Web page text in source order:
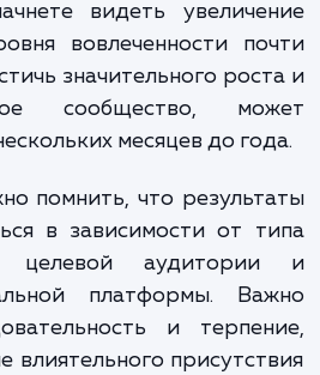
тарифы и всегда стремимся
соотношение цена-качество.
и бюджета, мы с
активного и вовлеченного
сетях.